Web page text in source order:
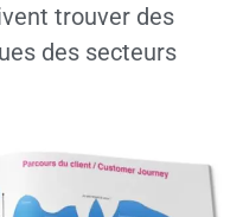
trouver des
des secteurs